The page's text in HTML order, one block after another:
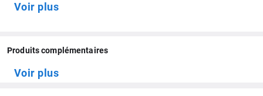
Voir plus
Produits complémentaires
Voir plus